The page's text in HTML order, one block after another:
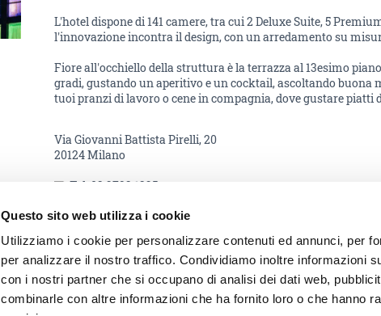
Questo sito web utilizza i cookie
Utilizziamo i cookie per personalizzare contenuti ed annunci, per
per analizzare il nostro traffico. Condividiamo inoltre informazioni
con i nostri partner che si occupano di analisi dei dati web,
combinarle con altre informazioni che ha fornito loro o che hanno
L'hotel dispone di 141 camere, tra cui 2 Deluxe Suite, 5
l'innovazione incontra il design, con un arredamento su
Fiore all'occhiello della struttura è la terrazza al 13esimo
gradi, gustando un aperitivo e un cocktail, ascoltando buona
tuoi pranzi di lavoro o cene in compagnia, dove gustare
Via Giovanni Battista Pirelli, 20
20124 Milano
Tel: 02 3792 1235
Email:info.centricmilan@hyatt.com
VAI A DORMIRE ALL'ISOLA